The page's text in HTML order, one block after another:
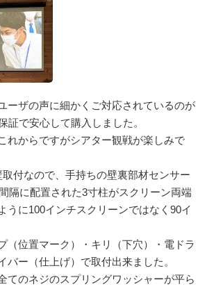
ーザの声に細かくご対応されているのが
証で安心して購入しました。
れからですがシアター観戦が楽しみで
付なので、手持ちの壁裏部材センサー
隔に配置された3寸柱がスクリーン両端
うに100インチスクリーンではなく90イ
（位置マーク）・キリ（下穴）・電ドラ
バー（仕上げ）で取付出来ました。
てのネジのスプリングワッシャーが平ら